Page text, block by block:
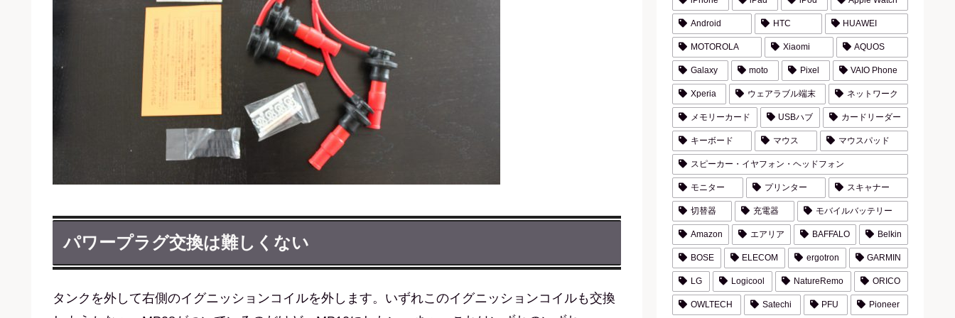
パワープラグ交換は難しくない
タンクを外して右側のイグニッションコイルを外します。いずれこのイグニッションコイルも交換
Android HTC HUAWEI
MOTOROLA Xiaomi AQUOS
Galaxy moto Pixel VAIO Phone
Xperia ウェアラブル端末 ネットワーク
メモリーカード USBハブ カードリーダー
キーボード マウス マウスパッド
スピーカー・イヤフォン・ヘッドフォン
モニター プリンター スキャナー
切替器 充電器 モバイルバッテリー
Amazon エアリア BAFFALO Belkin
BOSE ELECOM ergotron GARMIN
LG Logicool NatureRemo ORICO
OWLTECH Satechi PFU Pioneer